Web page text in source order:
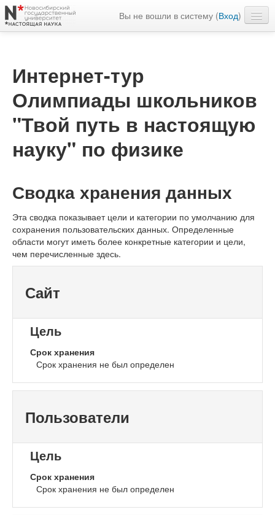
Вы не вошли в систему (Вход)
Интернет-тур
Олимпиады школьников
"Твой путь в настоящую
науку" по физике
Сводка хранения данных
Эта сводка показывает цели и категории по умолчанию для
сохранения пользовательских данных. Определенные
области могут иметь более конкретные категории и цели,
чем перечисленные здесь.
Сайт
Цель
Срок хранения
Срок хранения не был определен
Пользователи
Цель
Срок хранения
Срок хранения не был определен